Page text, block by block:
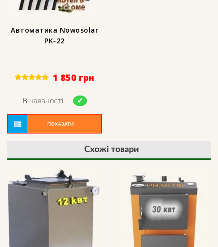
Автоматика Nowosolar
PK-22
out of 5
1 850 грн
В наявності
ПОКАЗАТИ
Схожі товари